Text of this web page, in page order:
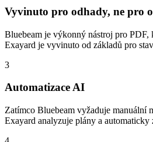
Vyvinuto pro odhady, ne pro
Bluebeam je výkonný nástroj pro PDF,
Exayard je vyvinuto od základů pro
3
Automatizace AI
Zatímco Bluebeam vyžaduje manuální
Exayard analyzuje plány a automaticky